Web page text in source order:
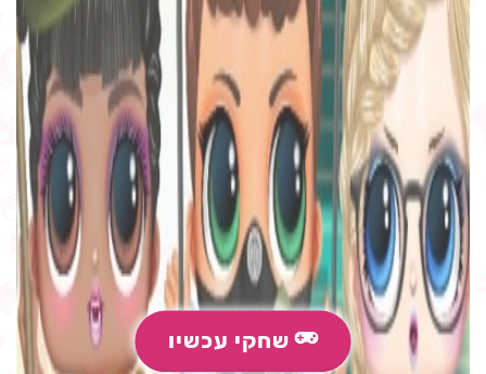
שחקי עכשיו